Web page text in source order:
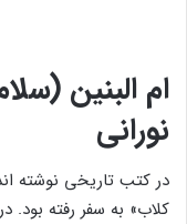
ام البنین
نورانی
در کتب تاریخی نوشته
کلاب» به سفر رفته بود.